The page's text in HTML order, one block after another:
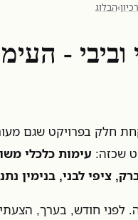
›הבלוג
וביבי -
חלק בפרויקט שגם
שכזה: עימות כלכלי
ציפי לבני, בנימין
לפני חודש, בערך,